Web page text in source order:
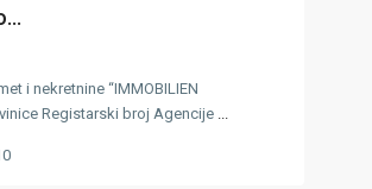
i nekretnine “IMMOBILIEN
Registarski broj Agencije ...